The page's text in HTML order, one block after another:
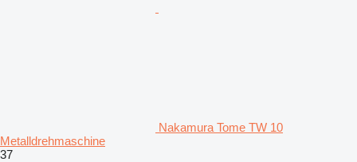
Nakamura Tome TW 10
Metalldrehmaschine
37